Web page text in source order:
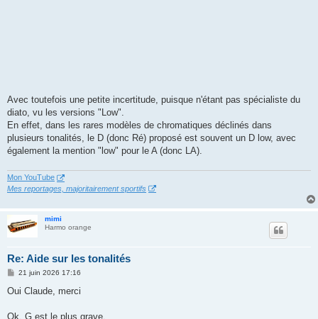
Avec toutefois une petite incertitude, puisque n'étant pas spécialiste du
diato, vu les versions "Low".
En effet, dans les rares modèles de chromatiques déclinés dans
plusieurs tonalités, le D (donc Ré) proposé est souvent un D low, avec
également la mention "low" pour le A (donc LA).
Mon YouTube
Mes reportages, majoritairement sportifs
mimi
Harmo orange
Re: Aide sur les tonalités
M
s
g
21 juin 2026 17:16
Oui Claude, merci
Ok, G est le plus grave.